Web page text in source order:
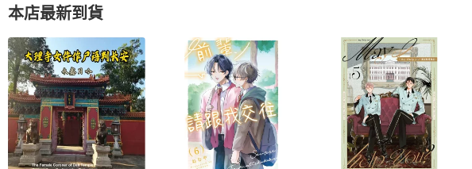
付款方式
ATM轉帳、信用卡、LINE PAY、AFTEE
退換貨規範
本店是否提供消費者保護法七日猶
本店最新到貨